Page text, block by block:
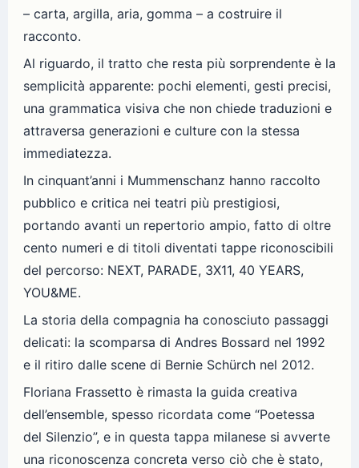
– carta, argilla, aria, gomma – a costruire il
racconto.
Al riguardo, il tratto che resta più sorprendente è la
semplicità apparente: pochi elementi, gesti precisi,
una grammatica visiva che non chiede traduzioni e
attraversa generazioni e culture con la stessa
immediatezza.
In cinquant’anni i Mummenschanz hanno raccolto
pubblico e critica nei teatri più prestigiosi,
portando avanti un repertorio ampio, fatto di oltre
cento numeri e di titoli diventati tappe riconoscibili
del percorso: NEXT, PARADE, 3X11, 40 YEARS,
YOU&ME.
La storia della compagnia ha conosciuto passaggi
delicati: la scomparsa di Andres Bossard nel 1992
e il ritiro dalle scene di Bernie Schürch nel 2012.
Floriana Frassetto è rimasta la guida creativa
dell’ensemble, spesso ricordata come “Poetessa
del Silenzio”, e in questa tappa milanese si avverte
una riconoscenza concreta verso ciò che è stato,